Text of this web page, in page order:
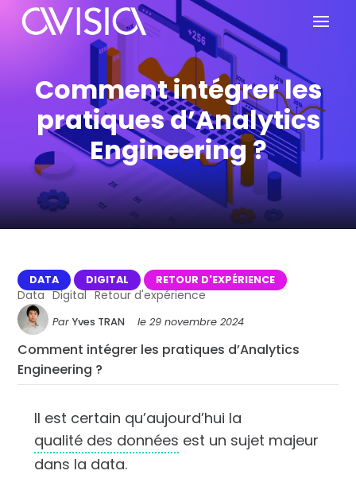
Comment intégrer les
pratiques d’Analytics
Engineering ?
DATA DIGITAL RETOUR D'EXPÉRIENCE
Data Digital Retour d'expérience
ParYves TRAN le29 novembre 2024
Comment intégrer les pratiques d’Analytics
Engineering ?
Il est certain qu’aujourd’hui la
qualité des données est un sujet majeur
dans la data.